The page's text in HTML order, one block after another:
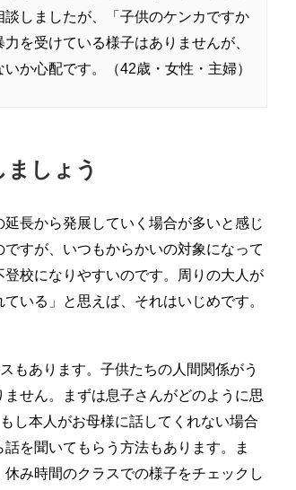
しましたが、「子供のケンカですか
を受けている様子はありませんが、
か心配です。（42歳・女性・主婦）
しょう
長から発展していく場合が多いと感じ
すが、いつもからかいの対象になって
校になりやすいのです。周りの大人が
いる」と思えば、それはいじめです。
もあります。子供たちの人間関係がう
せん。まずは息子さんがどのように思
し本人がお母様に話してくれない場合
を聞いてもらう方法もあります。ま
み時間のクラスでの様子をチェックし